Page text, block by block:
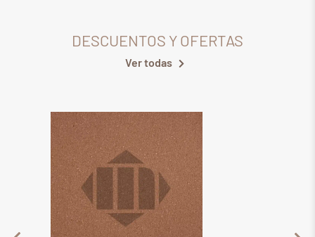
DESCUENTOS Y OFERTAS
Ver todas